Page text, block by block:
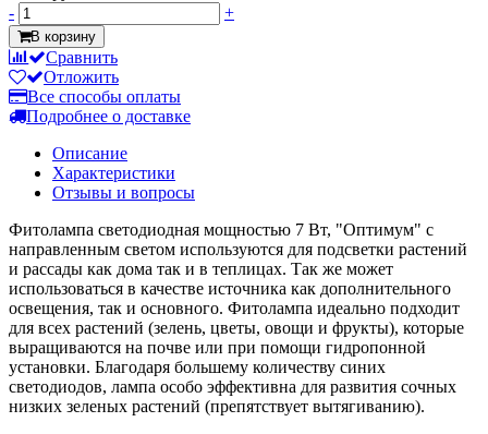
-
+
В корзину
Сравнить
Отложить
Все способы оплаты
Подробнее о доставке
Описание
Характеристики
Отзывы и вопросы
Фитолампа светодиодная мощностью 7 Вт, "Оптимум" с
направленным светом используются для подсветки растений
и рассады как дома так и в теплицах. Так же может
использоваться в качестве источника как дополнительного
освещения, так и основного. Фитолампа идеально подходит
для всех растений (зелень, цветы, овощи и фрукты), которые
выращиваются на почве или при помощи гидропонной
установки. Благодаря большему количеству синих
светодиодов, лампа особо эффективна для развития сочных
низких зеленых растений (препятствует вытягиванию).